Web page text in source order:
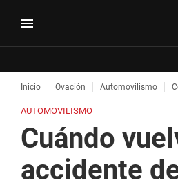
Inicio Ovación Automovilismo
AUTOMOVILISMO
Cuándo
accidente